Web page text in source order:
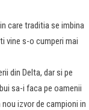
care traditia se imbina
vine s-o cumperi mai
din Delta, dar si pe
sa-i faca pe oamenii
izvor de campioni in